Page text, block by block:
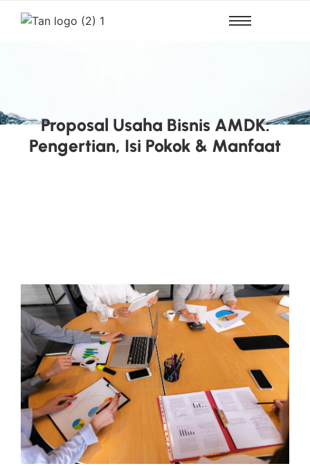
Proposal Usaha Bisnis AMDK:
Pengertian, Isi Pokok & Manfaat